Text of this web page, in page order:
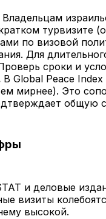
Владельцам
турвизите
по визовой
Для
сроки и
В Global Peace
мирнее). Это
общую
и деловые
визиты
высокой.